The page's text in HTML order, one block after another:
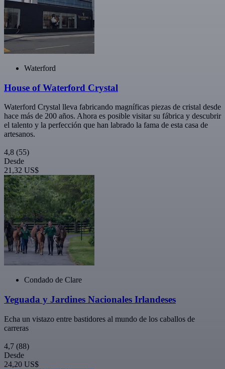
Waterford
House of Waterford Crystal
Waterford Crystal lleva fabricando magníficas piezas de cristal desde
hace más de 200 años. Ahora es posible visitar su fábrica y descubrir
el talento y la perfección que han labrado la fama de esta casa de
artesanos.
4,8 (55)
Desde
21,32 US$
Condado de Clare
Yeguada y Jardines Nacionales Irlandeses
Echa un vistazo entre bastidores al mundo de los caballos de
carreras
4,7 (88)
Desde
24,20 US$